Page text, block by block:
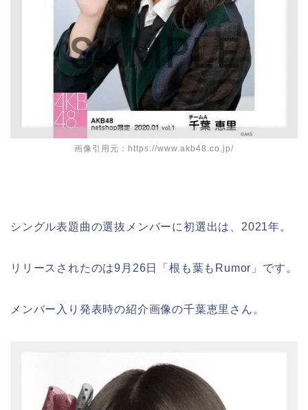
画像引用元：https://www.akb48.co.jp/
シングル表題曲の選抜メンバーに初選出は、2021年。
リリースされたのは9月26日「根も葉もRumor」です。
メンバー入り発表時の紹介画像の千葉恵里さん。